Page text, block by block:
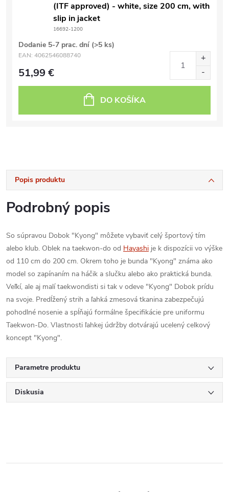
(ITF approved) - white, size 200 cm, with
slip in jacket
16692-1200
Dodanie 5-7 prac. dní (>5 ks)
EAN: 4062546088740
51,99 €
DO KOŠÍKA
Popis produktu
Podrobný popis
So súpravou Dobok "Kyong" môžete vybaviť celý športový tím
alebo klub. Oblek na taekwon-do od Hayashi je k dispozícii vo výške
od 110 cm do 200 cm. Okrem toho je bunda "Kyong" známa ako
model so zapínaním na háčik a slučku alebo ako praktická bunda.
Veľkí, ale aj malí taekwondisti si tak v odeve "Kyong" Dobok prídu
na svoje. Predĺžený strih a ľahká zmesová tkanina zabezpečujú
pohodlné nosenie a spĺňajú formálne špecifikácie pre uniformu
Taekwon-Do. Vlastnosti ľahkej údržby dotvárajú ucelený celkový
koncept "Kyong".
Parametre produktu
Diskusia